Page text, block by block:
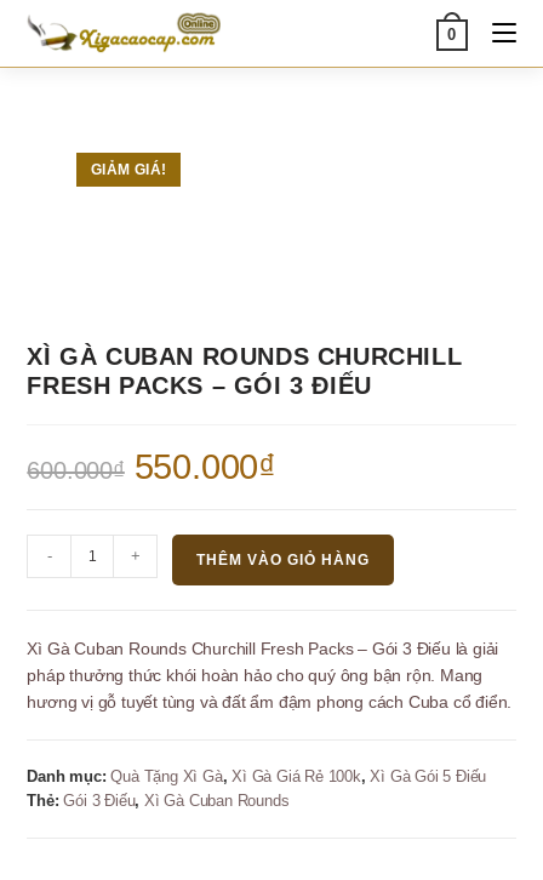
Skip
content
0
GIẢM GIÁ!
XÌ GÀ CUBAN ROUNDS CHURCHILL
FRESH PACKS – GÓI 3 ĐIẾU
600.000₫
Giá
gốc
550.000₫
Gà
Churchill
Fresh
Packs
3
- + THÊM VÀO GIỎ HÀNG
Xì Gà Cuban Rounds Churchill Fresh Packs – Gói 3 Điếu là giải
pháp thưởng thức khói hoàn hảo cho quý ông bận rộn. Mang
hương vị gỗ tuyết tùng và đất ẩm đậm phong cách Cuba cổ điển.
Danh mục:Quà Tặng Xì Gà,Xì Gà Giá Rẻ 100k,Xì Gà Gói 5 Điếu
Thẻ:Gói 3 Điếu,Xì Gà Cuban Rounds